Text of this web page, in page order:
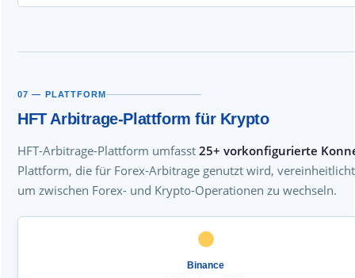
07 — PLATTFORM
HFT Arbitrage-Plattform für Krypto
HFT-Arbitrage-Plattform umfasst 25+ vorkonfigurierte
Plattform, die für Forex-Arbitrage genutzt wird,
um zwischen Forex- und Krypto-Operationen zu wechseln.
Binance